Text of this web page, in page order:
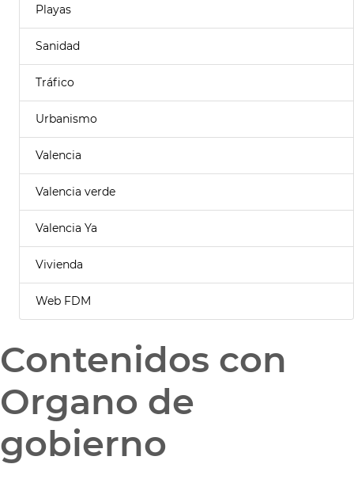
Playas
Sanidad
Tráfico
Urbanismo
Valencia
Valencia verde
Valencia Ya
Vivienda
Web FDM
Contenidos con
Organo de
gobierno